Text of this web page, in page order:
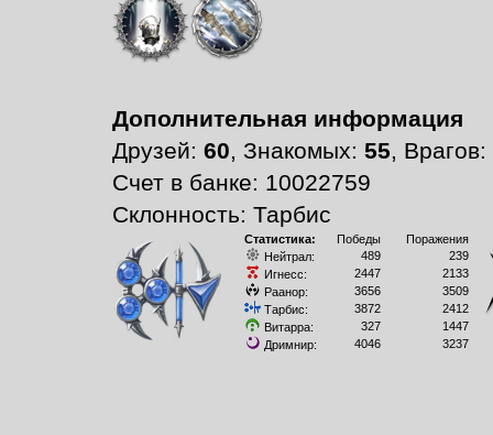
Дополнительная информация
Друзей: 60, Знакомых: 55, Врагов:
Счет в банке: 10022759
Склонность: Тарбис
Статистика: Победы
Поражения
Нейтрал:
489
239
Игнесс:
2447
2133
Раанор:
3656
3509
Тарбис:
3872
2412
Витарра:
327
1447
Дримнир:
4046 3237